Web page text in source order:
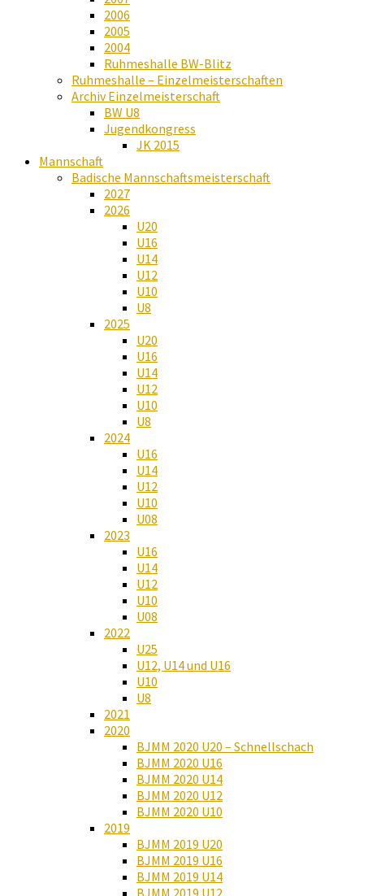
2006
2005
2004
Ruhmeshalle BW-Blitz
Ruhmeshalle – Einzelmeisterschaften
Archiv Einzelmeisterschaft
BW U8
Jugendkongress
JK 2015
Mannschaft
Badische Mannschaftsmeisterschaft
2027
2026
U20
U16
U14
U12
U10
U8
2025
U20
U16
U14
U12
U10
U8
2024
U16
U14
U12
U10
U08
2023
U16
U14
U12
U10
U08
2022
U25
U12, U14 und U16
U10
U8
2021
2020
BJMM 2020 U20 – Schnellschach
BJMM 2020 U16
BJMM 2020 U14
BJMM 2020 U12
BJMM 2020 U10
2019
BJMM 2019 U20
BJMM 2019 U16
BJMM 2019 U14
BJMM 2019 U12